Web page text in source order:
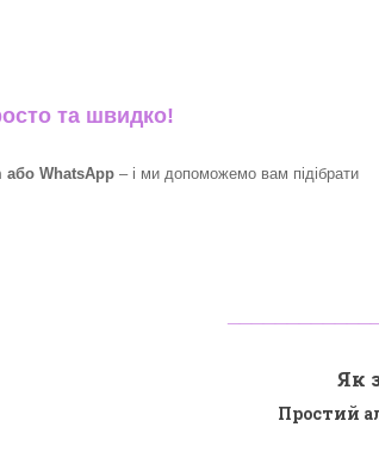
та швидко!
або WhatsApp – і ми допоможемо вам підібрати
Як
Простий